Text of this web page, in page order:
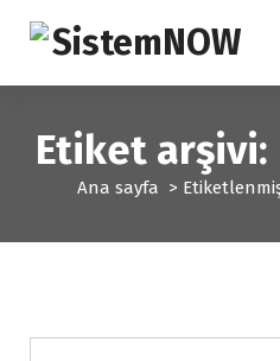
r
ç
Etiket
Ana sayfa >